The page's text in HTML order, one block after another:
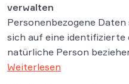
verwalten
Personenbezogene
sich auf eine
natürliche Person
Weiterlesen